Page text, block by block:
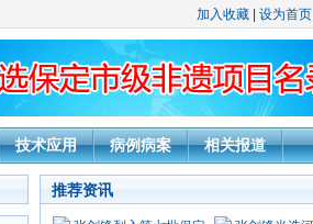
加入收藏 设为首页
技术应用 病例病案 相关报道
推荐资讯